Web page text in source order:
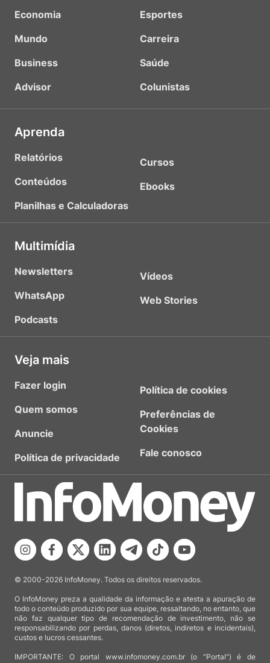
Economia
Mundo
Business
Advisor
Esportes
Carreira
Saúde
Colunistas
Aprenda
Relatórios
Conteúdos
Planilhas e Calculadoras
Cursos
Ebooks
Multimídia
Newsletters
WhatsApp
Podcasts
Vídeos
Web Stories
Veja mais
Fazer login
Quem somos
Anuncie
Política de privacidade
Política de cookies
Preferências de
Cookies
Fale conosco
© 2000-2026 InfoMoney. Todos os direitos reservados.
O InfoMoney preza a qualidade da informação e atesta a apuração de
todo o conteúdo produzido por sua equipe, ressaltando, no entanto, que
não faz qualquer tipo de recomendação de investimento, não se
responsabilizando por perdas, danos (diretos, indiretos e incidentais),
custos e lucros cessantes.
IMPORTANTE: O portal www.infomoney.com.br (o "Portal") é de